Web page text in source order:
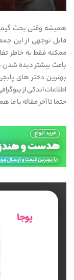
همیشه وقتی بحث
قابل توجهی از این
ممکنه فقط به خاطر
باعث بیشتر دیده شدن
بهترین دختر های
اطلاعات اندکی از
حتما تا آخر مقاله با ما